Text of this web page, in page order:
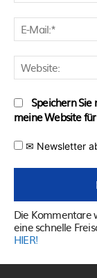
Speichern
meine Website
✉ Newsletter
Die Kommentare
eine schnelle
HIER!